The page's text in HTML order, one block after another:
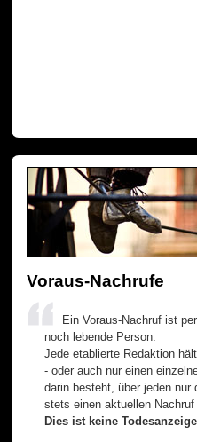
Voraus-Nachrufe
Ein Voraus-Nachruf ist
noch lebende Person.
Jede etablierte Redaktion
- oder auch nur einen
darin besteht, über jeden nur
stets einen aktuellen Nachruf
Dies ist keine